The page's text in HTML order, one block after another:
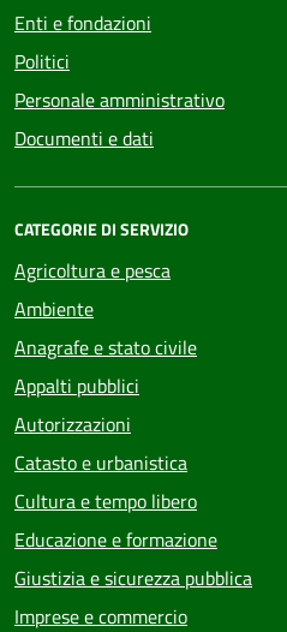
Enti e fondazioni
Politici
Personale amministrativo
Documenti e dati
CATEGORIE DI SERVIZIO
Agricoltura e pesca
Ambiente
Anagrafe e stato civile
Appalti pubblici
Autorizzazioni
Catasto e urbanistica
Cultura e tempo libero
Educazione e formazione
Giustizia e sicurezza pubblica
Imprese e commercio